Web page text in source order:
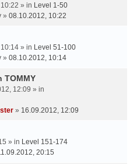
» in Level 1-50
» 08.10.2012, 10:22
» in Level 51-100
» 08.10.2012, 10:14
TOMMY
12:09 » in
» 16.09.2012, 12:09
» in Level 151-174
20:15